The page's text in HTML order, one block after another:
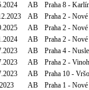
AB
Praha 8 -
AB
Praha 2 -
AB
Praha 2 -
AB
Praha 2 -
AB
Praha 4 -
AB
Praha 2 -
AB
Praha 10 -
AB
Praha 1 -